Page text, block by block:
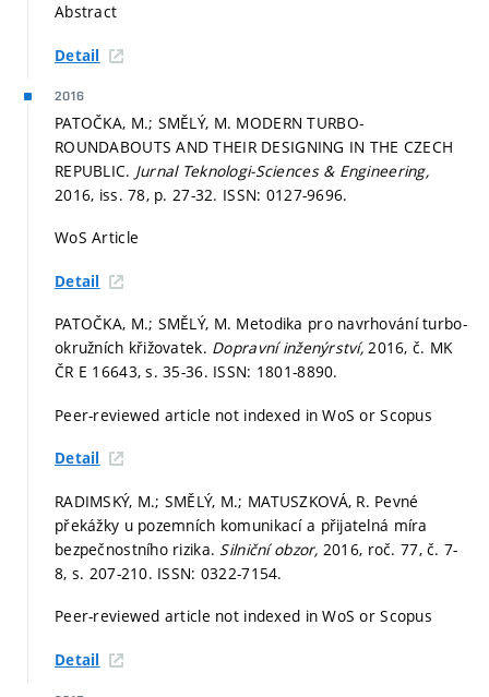
Abstract
Detail
2016
PATOČKA, M.; SMĚLÝ, M. MODERN TURBO-
ROUNDABOUTS AND THEIR DESIGNING IN THE CZECH
REPUBLIC. Jurnal Teknologi-Sciences & Engineering,
2016, iss. 78, p. 27-32. ISSN: 0127-9696.
WoS Article
Detail
PATOČKA, M.; SMĚLÝ, M. Metodika pro navrhování turbo-
okružních křižovatek. Dopravní inženýrství,2016, č. MK
ČR E 16643,s. 35-36. ISSN: 1801-8890.
Peer-reviewed article not indexed in WoS or Scopus
Detail
RADIMSKÝ, M.; SMĚLÝ, M.; MATUSZKOVÁ, R. Pevné
překážky u pozemních komunikací a přijatelná míra
bezpečnostního rizika. Silniční obzor, 2016, roč. 77, č. 7-
8, s. 207-210. ISSN: 0322-7154.
Peer-reviewed article not indexed in WoS or Scopus
Detail